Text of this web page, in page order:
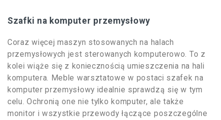
Szafki na komputer przemysłowy
Coraz więcej maszyn stosowanych na halach
przemysłowych jest sterowanych komputerowo. To z
kolei wiąże się z koniecznością umieszczenia na hali
komputera. Meble warsztatowe w postaci szafek na
komputer przemysłowy idealnie sprawdzą się w tym
celu. Ochronią one nie tylko komputer, ale także
monitor i wszystkie przewody łączące poszczególne